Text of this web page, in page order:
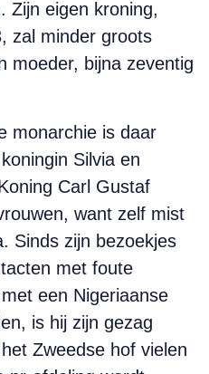
Zijn eigen kroning,
zal minder groots
moeder, bijna zeventig
monarchie is daar
Silvia en
Carl Gustaf
want zelf mist
Sinds zijn bezoekjes
met foute
een Nigeriaanse
is hij zijn gezag
Zweedse hof vielen